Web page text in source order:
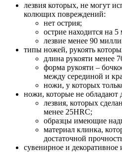
лезвия которых, не могут
колющих повреждений:
нет острия;
острие находится на
лезвие менее 90
типы ножей, рукоять
длина рукояти менее
форма рукояти –
между серединой и
ножи, у которых
ножи, которые не обладают
лезвия, которых
менее 25HRC;
образцы имеющие
материал клинка,
достаточной
сувенирное и декоративное